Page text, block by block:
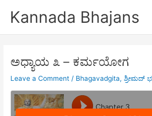
Kannada Bhajans
ಅಧ್ಯಾಯ ೩ – ಕರ್ಮಯೋಗ
Leave a Comment / Bhagavadgita,ಶ್ರೀಮದ್